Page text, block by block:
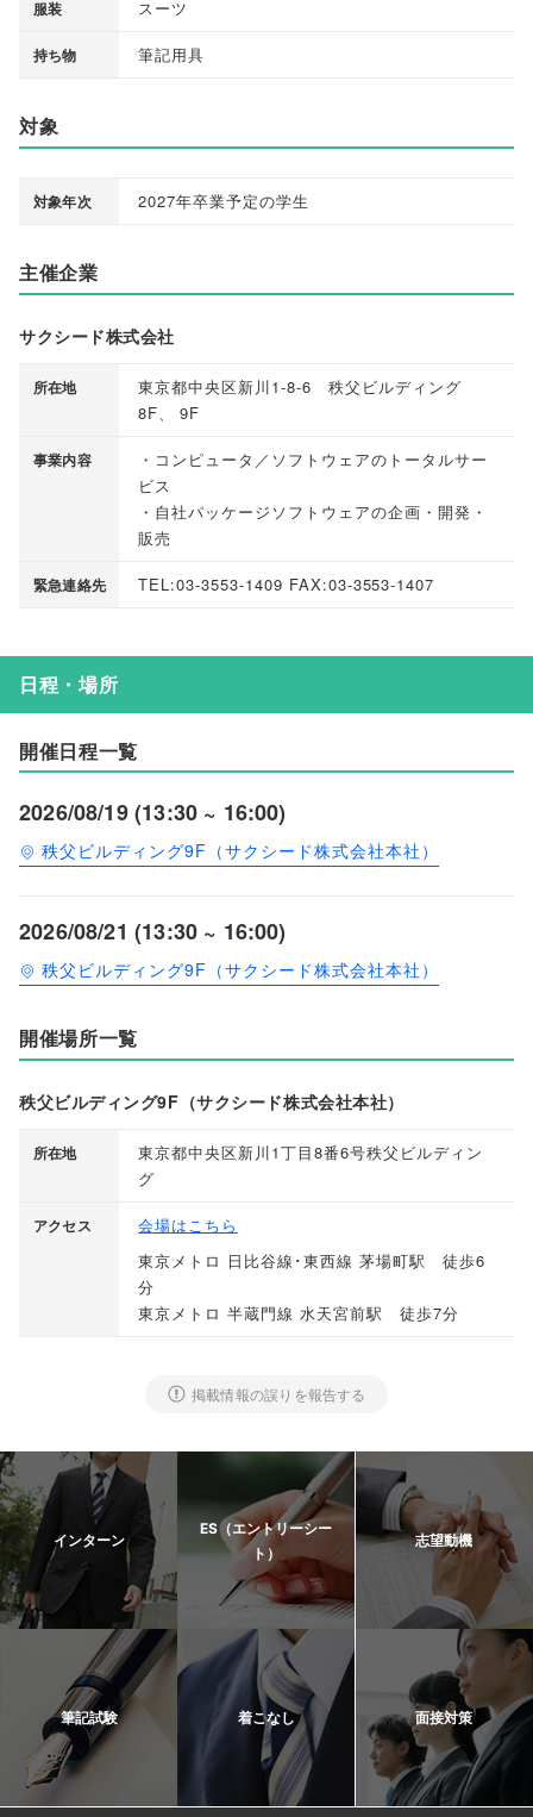
服装 スーツ
持ち物 筆記用具
対象
対象年次 2027年卒業予定の学生
主催企業
サクシード株式会社
所在地
東京都中央区新川1-8-6 秩父ビルディング
8F
9F
事業内容
・コンピュータ／ソフトウェアのトータルサー
ビス
・自社パッケージソフトウェアの企画・開発・
販売
緊急連絡先 TEL:03-3553-1409 FAX:03-3553-1407
日程・場所
開催日程一覧
2026/08/19 (13:30 ~ 16:00)
秩父ビルディング9F（サクシード株式会社本社）
2026/08/21 (13:30 ~ 16:00)
秩父ビルディング9F（サクシード株式会社本社）
開催場所一覧
秩父ビルディング9F（サクシード株式会社本社）
所在地
東京都中央区新川1丁目8番6号秩父ビルディン
グ
アクセス
会場はこちら
東京メトロ 日比谷線･東西線 茅場町駅 徒歩6
分
東京メトロ 半蔵門線 水天宮前駅 徒歩7分
掲載情報の誤りを報告する
インターン
ES（エントリーシー
ト）
志望動機
筆記試験 着こなし 面接対策